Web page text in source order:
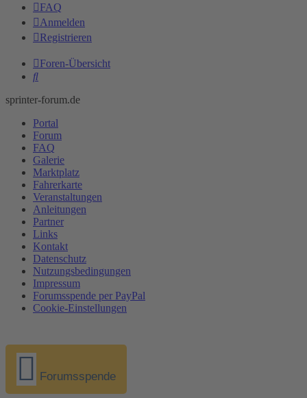
FAQ
Anmelden
Registrieren
Foren-Übersicht
Suche
sprinter-forum.de
Portal
Forum
FAQ
Galerie
Marktplatz
Fahrerkarte
Veranstaltungen
Anleitungen
Partner
Links
Kontakt
Datenschutz
Nutzungsbedingungen
Impressum
Forumsspende per PayPal
Cookie-Einstellungen
Forumsspende